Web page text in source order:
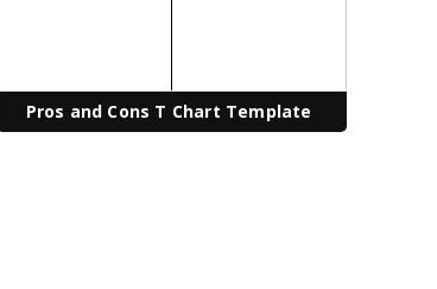
Pros and Cons T Chart Template